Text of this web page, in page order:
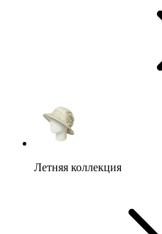
Летняя коллекция